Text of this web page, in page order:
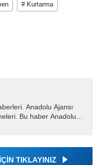
# Kurtarma
Anadolu Ajansı
Bu haber Anadolu
TIKLAYINIZ